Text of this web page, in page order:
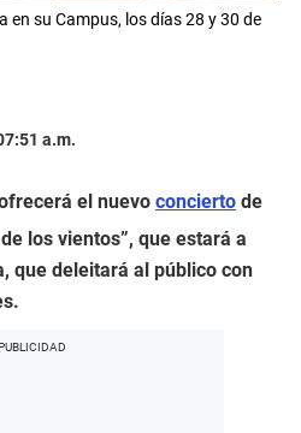
en su Campus, los días 28 y 30 de
a.m.
el nuevo concierto de
los vientos”, que estará a
que deleitará al público con